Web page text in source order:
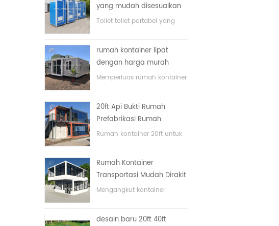
yang mudah disesuaikan
untuk lokasi konstruksi
Toilet toilet portabel yang
rumah kontainer lipat
dengan harga murah
Memperluas rumah kontainer
20ft Api Bukti Rumah
Prefabrikasi Rumah
Kontainer Rumah di Cina
Rumah kontainer 20ft untuk
Rumah Kontainer
Transportasi Mudah Dirakit
dan Nyaman
Mengangkut kontainer
desain baru 20ft 40ft